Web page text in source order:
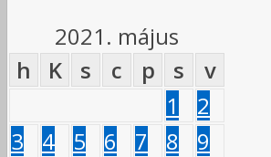
2021. május
h
K s c p s
v
1
2
3
4 5 6 7 8
9